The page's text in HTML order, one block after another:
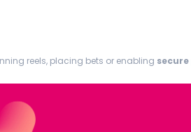
reels, placing bets or enabling secure